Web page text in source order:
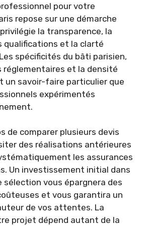
pour votre
repose sur une démarche
la transparence, la
qualifications et la clarté
spécificités du bâti parisien,
réglementaires et la densité
un savoir-faire particulier que
expérimentés
de comparer plusieurs devis
des réalisations antérieures
les assurances
Un investissement initial dans
sélection vous épargnera des
et vous garantira un
de vos attentes. La
projet dépend autant de la